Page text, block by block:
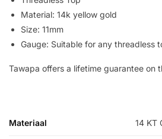
Material: 14k yellow gold
Size: 11mm
Gauge: Suitable for any threadless
Tawapa offers a lifetime guarantee on
Materiaal 14 KT